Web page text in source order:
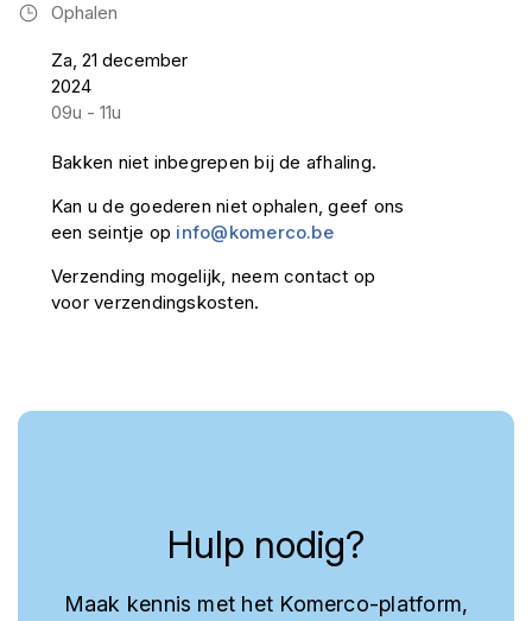
Ophalen
Za, 21 december
2024
09u - 11u
Bakken niet inbegrepen bij de afhaling.
Kan u de goederen niet ophalen, geef ons
een seintje op info@komerco.be
Verzending mogelijk, neem contact op
voor verzendingskosten.
Hulp nodig?
Maak kennis met het Komerco-platform,